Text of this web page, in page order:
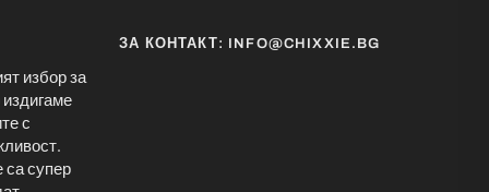
избор за
с
са супер
ЗА КОНТАКТ: INFO@CHIXXIE.BG